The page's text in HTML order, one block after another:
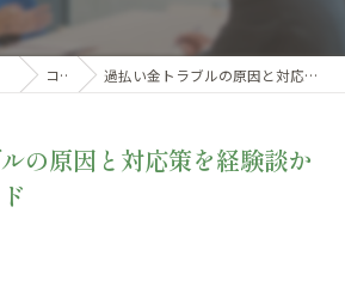
コラム 過払い金トラブルの原因と対応策を経験談から学ぶ安心ガイド
の原因と対応策を経験談か